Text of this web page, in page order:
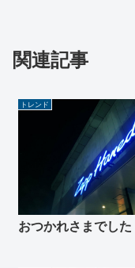
関連記事
トレンド
おつかれさまでした